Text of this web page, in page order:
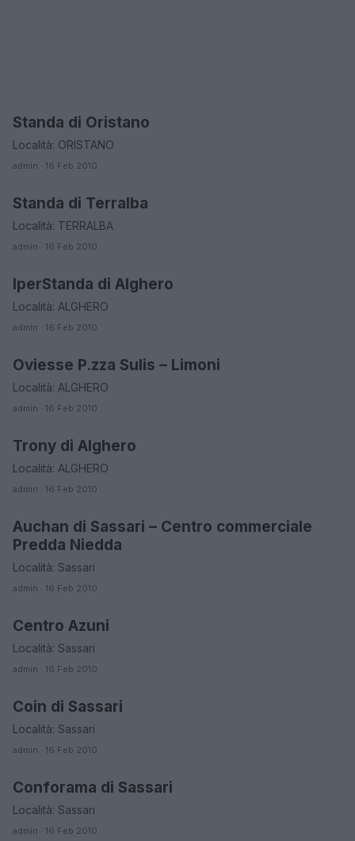
ORARI DI APERTURA NEGOZI
Standa di Oristano
Località: ORISTANO
admin · 16 Feb 2010
ORARI DI APERTURA NEGOZI
Standa di Terralba
Località: TERRALBA
admin · 16 Feb 2010
ORARI DI APERTURA NEGOZI
IperStanda di Alghero
Località: ALGHERO
admin · 16 Feb 2010
ORARI DI APERTURA NEGOZI
Oviesse P.zza Sulis – Limoni
Località: ALGHERO
admin · 16 Feb 2010
ORARI DI APERTURA NEGOZI
Trony di Alghero
Località: ALGHERO
admin · 16 Feb 2010
ORARI DI APERTURA NEGOZI
Auchan di Sassari – Centro commerciale
Predda Niedda
Località: Sassari
admin · 16 Feb 2010
ORARI DI APERTURA NEGOZI
Centro Azuni
Località: Sassari
admin · 16 Feb 2010
ORARI DI APERTURA NEGOZI
Coin di Sassari
Località: Sassari
admin · 16 Feb 2010
ORARI DI APERTURA NEGOZI
Conforama di Sassari
Località: Sassari
admin · 16 Feb 2010